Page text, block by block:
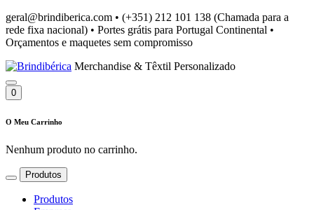
geral@brindiberica.com • (+351) 212 101 138 (Chamada para a
rede fixa nacional) • Portes grátis para Portugal Continental •
Orçamentos e maquetes sem compromisso
Merchandise & Têxtil Personalizado
0
O Meu Carrinho
Nenhum produto no carrinho.
Produtos
Produtos